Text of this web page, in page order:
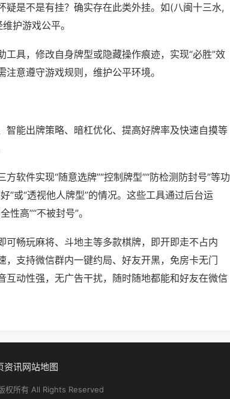
疑是不是有挂？确实存在此类外挂。如(八闽十三水,
护游戏公平。
具，修改自身牌型或隐藏操作痕迹，实现“必胜”效
意遵守游戏规则，维护公平环境。
智能出牌策略、暗杠优化、提高好牌率及快速自摸等
软件实现“随意选牌”“控制牌型”“防检测防封号”等功
”或“透视他人牌型”的情况。这些工具通过后台运
高”“不被封号”。
畅玩麻将、斗地主等多款棋牌，即开即走不占内
支持微信群内一键约局、好友开黑，免房卡无门
互动性强，无广告干扰，随时随地都能和好友在微信
资讯网站地图
权所有 All Rights Reserved